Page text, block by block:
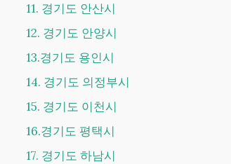
11. 경기도 안산시
12. 경기도 안양시
13.경기도 용인시
14. 경기도 의정부시
15. 경기도 이천시
16.경기도 평택시
17. 경기도 하남시